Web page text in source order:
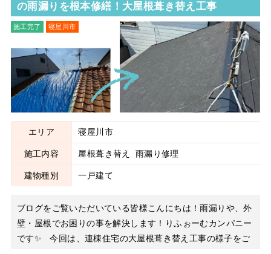
の雨漏りを根本修繕！大屋根葺き替え工事
施工完了
寝屋川市
エリア 寝屋川市
施工内容 屋根葺き替え 雨漏り修理
建物種別 一戸建て
ブログをご覧いただいている皆様こんにちは！雨漏りや、外
壁・屋根でお困りの事を解決します！りふぉーむカンパニー
です✨ 今回は、連棟住宅の大屋根葺き替え工事の様子をご